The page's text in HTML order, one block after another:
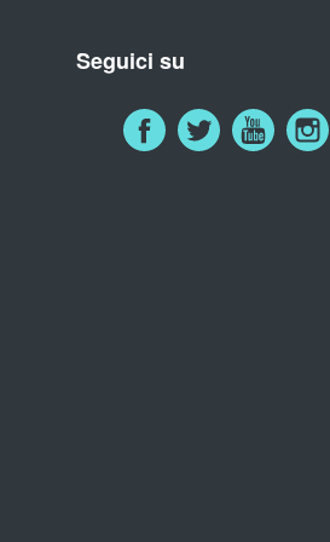
Seguici su